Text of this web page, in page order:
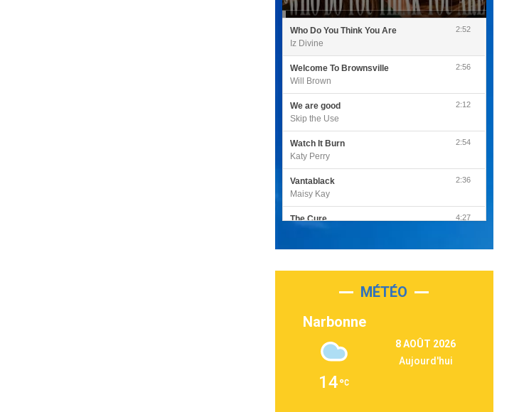
flèches
haut/bas
augmenter
le
volume.
Who Do You Think You Are
Iz Divine
2:52
Welcome To Brownsville
Will Brown
2:56
We are good
Skip the Use
2:12
Watch It Burn
Katy Perry
2:54
Vantablack
Maisy Kay
2:36
The Cure
4:27
Luke Combs
Second Chance
Martin Garrix & Ed Sheeran
Alex Warren
MÉTÉO
Narbonne
14
8 AOÛT 2026
Aujourd'hui